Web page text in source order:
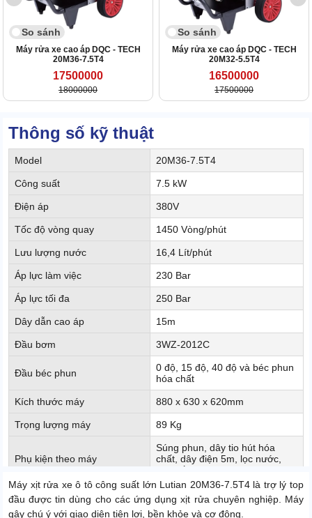
So sánh
Máy rửa xe cao áp DQC - TECH
20M36-7.5T4
17500000
18000000
So sánh
Máy rửa xe cao áp DQC - TECH
20M32-5.5T4
16500000
17500000
Thông số kỹ thuật
Model 20M36-7.5T4
Công suất 7.5 kW
Điện áp 380V
Tốc độ vòng quay 1450 Vòng/phút
Lưu lượng nước 16,4 Lít/phút
Áp lực làm việc 230 Bar
Áp lực tối đa 250 Bar
Dây dẫn cao áp 15m
Đầu bơm 3WZ-2012C
Đầu béc phun
0 độ, 15 độ, 40 độ và béc phun
hóa chất
Kích thước máy 880 x 630 x 620mm
Trọng lượng máy 89 Kg
Phụ kiện theo máy
Súng phun, dây tio hút hóa
chất, dây điện 5m, lọc nước,
dây cấp nước
Xuất xứ
Máy xịt rửa xe ô tô công suất lớn Lutian 20M36-7.5T4 là trợ lý top
đầu được tin dùng cho các ứng dụng xịt rửa chuyên nghiệp. Máy
gây chú ý với giao diện tiện lợi, bền khỏe và cơ động.